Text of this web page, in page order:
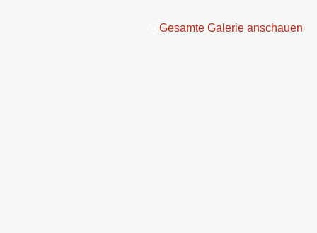
Gesamte Galerie anschauen